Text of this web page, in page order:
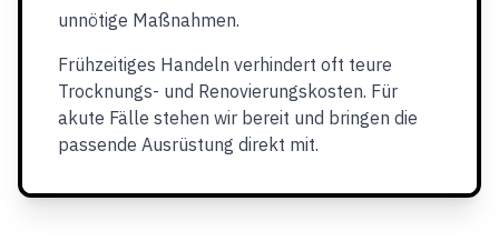
unnötige Maßnahmen.
Frühzeitiges Handeln verhindert oft teure
Trocknungs- und Renovierungskosten. Für
akute Fälle stehen wir bereit und bringen die
passende Ausrüstung direkt mit.